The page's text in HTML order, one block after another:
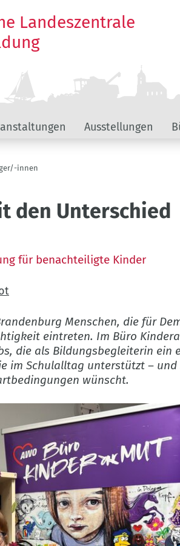
Landeszentrale
Ausstellungen
innen
den Unterschied
für benachteiligte Kinder
Menschen, die für
eintreten. Im Büro
die als Bildungsbegleiterin ein
im Schulalltag unterstützt –
wünscht.